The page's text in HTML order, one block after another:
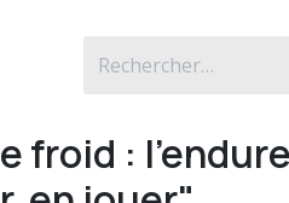
froid :